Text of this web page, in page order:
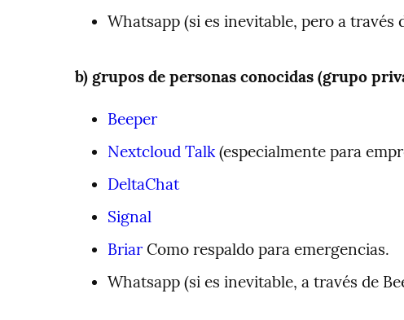
Whatsapp (si es inevitable, pero a través
b) grupos de personas conocidas (grupo
Beeper
Nextcloud Talk (especialmente para
DeltaChat
Signal
Briar Como respaldo para emergencias.
Whatsapp (si es inevitable, a través de